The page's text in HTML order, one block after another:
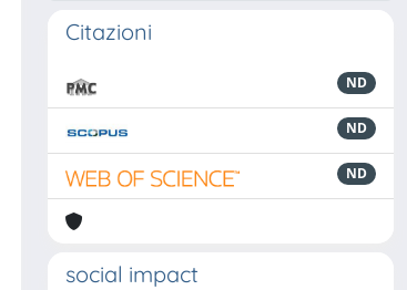
Citazioni
ND
ND
ND
social impact